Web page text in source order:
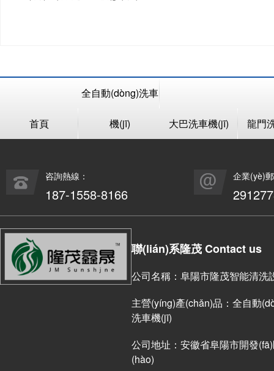
首頁
全自動(dòng)洗車
機(jī) 大巴洗車機(jī) 龍門
咨詢熱線：
187-1558-8166
企業(yè)
聯(lián)系隆茂 Contact us
公司名稱：阜陽市隆茂智能清洗
主營(yíng)產(chǎn)品：全自動
洗車機(jī)
公司地址：安徽省阜陽市開發
(hào)